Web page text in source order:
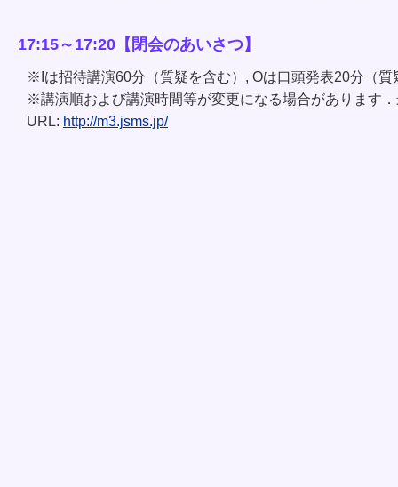
17:15～17:20【閉会のあいさつ】
※Iは招待講演60分（質疑を含む）, Oは口頭発表20分（質
※講演順および講演時間等が変更になる場合があります
URL: http://m3.jsms.jp/